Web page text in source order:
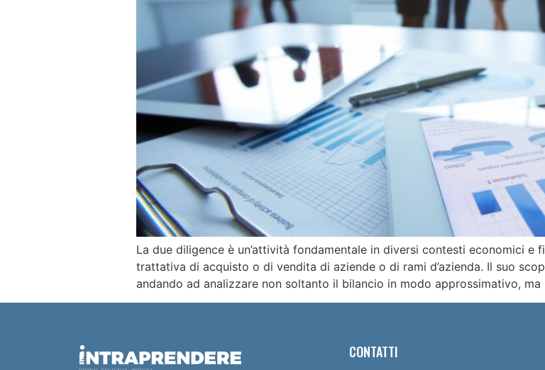
La due diligence è un’attività fondamentale in diversi contesti economici e
trattativa di acquisto o di vendita di aziende o di rami d’azienda. Il suo
andando ad analizzare non soltanto il bilancio in modo approssimativo,
CONTATTI